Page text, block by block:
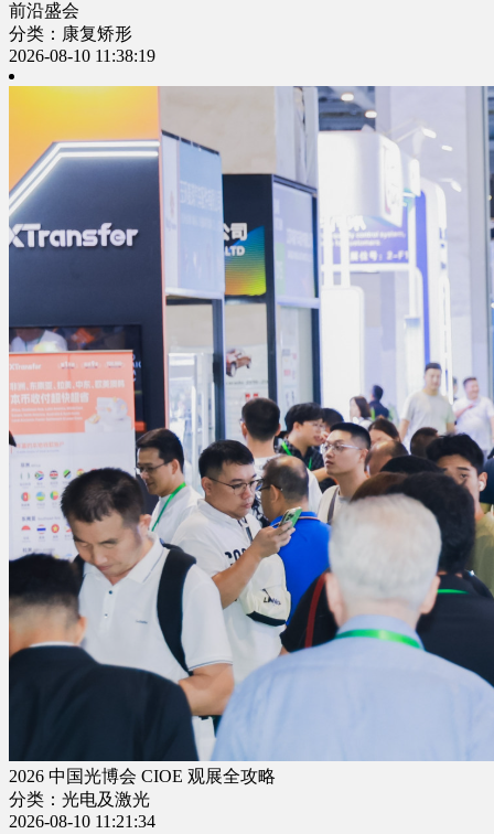
前沿盛会
分类：康复矫形
2026-08-10 11:38:19
2026 中国光博会 CIOE 观展全攻略
分类：光电及激光
2026-08-10 11:21:34